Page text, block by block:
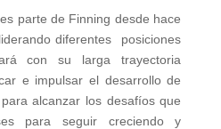
parte de Finning desde hace
diferentes posiciones
con su larga trayectoria
e impulsar el desarrollo de
alcanzar los desafíos que
para seguir creciendo y